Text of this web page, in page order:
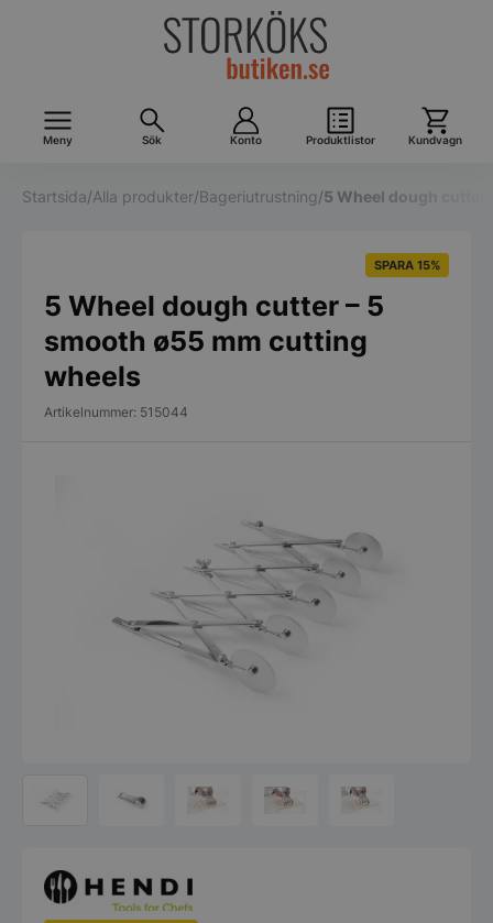
Meny Sök Konto Produktlistor Kundvagn
Startsida/Alla produkter/Bageriutrustning/5 Wheel dough cutter
SPARA 15%
5 Wheel dough cutter – 5
smooth ø55 mm cutting
wheels
Artikelnummer: 515044